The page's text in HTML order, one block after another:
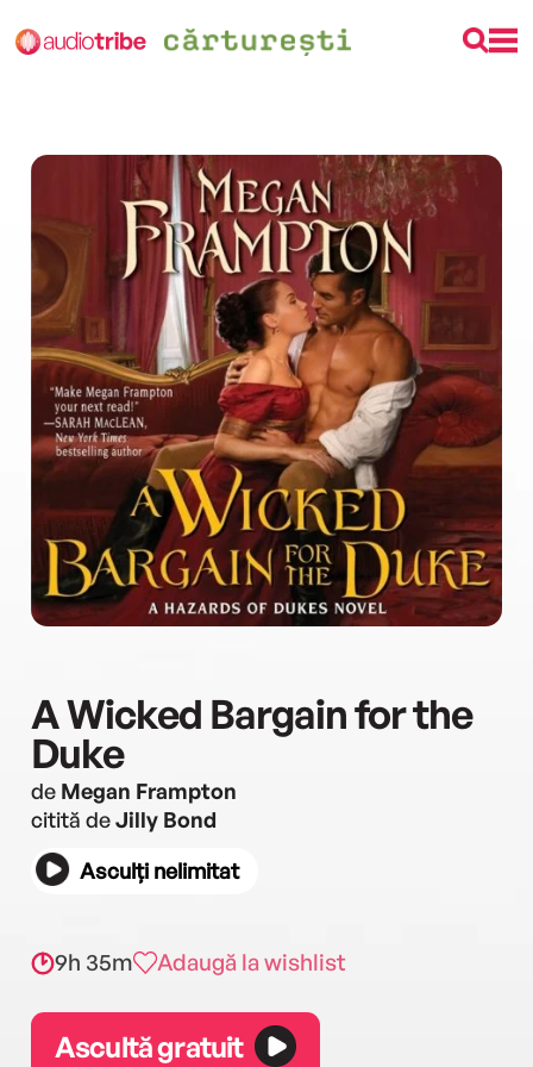
A Wicked Bargain for the
Duke
de Megan Frampton
citită deJilly Bond
Asculți nelimitat
9h 35m Adaugă la wishlist
Ascultă gratuit